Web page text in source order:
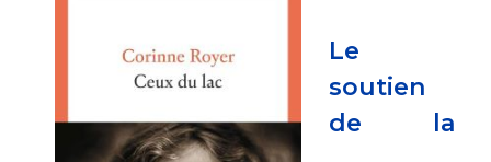
Le
soutien
de la